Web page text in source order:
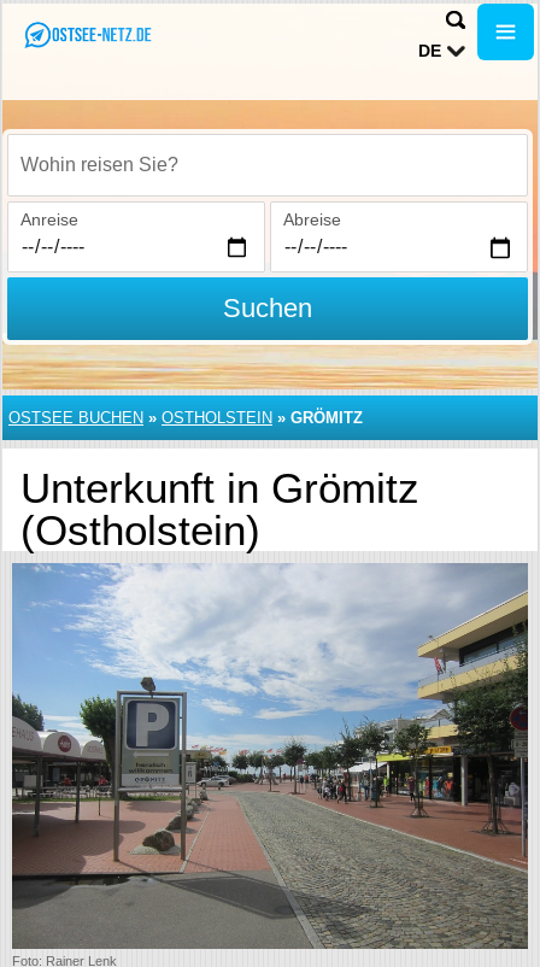
DE
Wohin reisen Sie?
Anreise Abreise
Suchen
OSTSEE BUCHEN » OSTHOLSTEIN » GRÖMITZ
Unterkunft in Grömitz
(Ostholstein)
Foto: Rainer Lenk